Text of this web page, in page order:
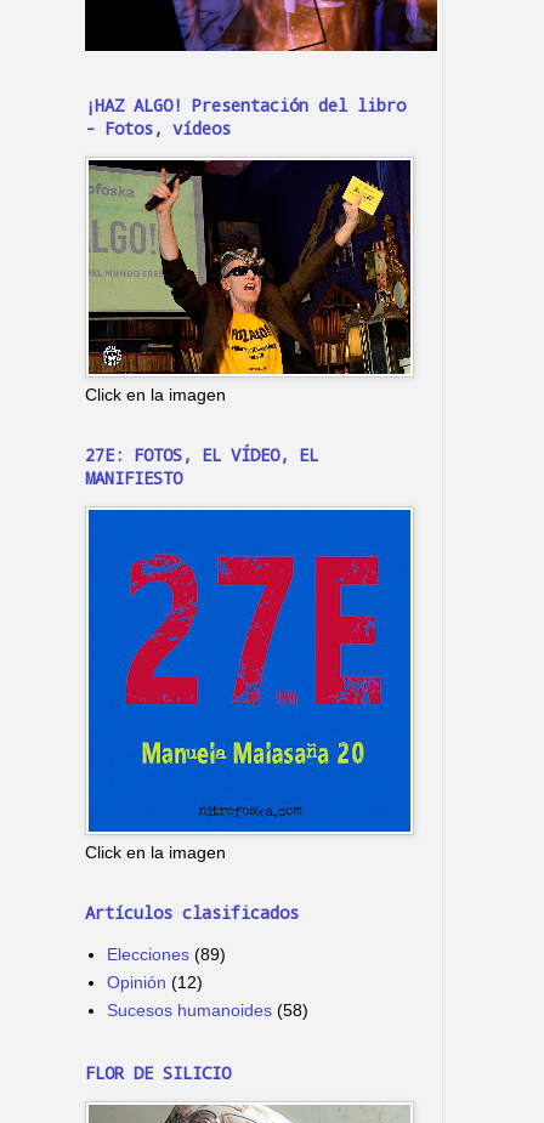
¡HAZ ALGO! Presentación del libro
- Fotos, vídeos
Click en la imagen
27E: FOTOS, EL VÍDEO, EL
MANIFIESTO
Click en la imagen
Artículos clasificados
Elecciones (89)
Opinión (12)
Sucesos humanoides (58)
FLOR DE SILICIO